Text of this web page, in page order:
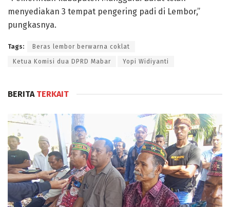
menyediakan 3 tempat pengering padi di Lembor,”
pungkasnya.
Tags: Beras lembor berwarna coklat
Ketua Komisi dua DPRD Mabar Yopi Widiyanti
BERITATERKAIT